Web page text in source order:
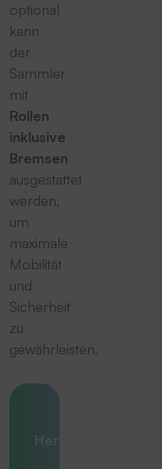
optional
kann
der
Sammler
mit
Rollen
inklusive
Bremsen
ausgestattet
werden,
um
maximale
Mobilität
und
Sicherheit
zu
gewährleisten.
Herausforderung